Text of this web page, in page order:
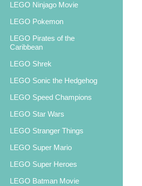
LEGO Ninjago Movie
LEGO Pokemon
LEGO Pirates of the
Caribbean
LEGO Shrek
LEGO Sonic the Hedgehog
LEGO Speed Champions
LEGO Star Wars
LEGO Stranger Things
LEGO Super Mario
LEGO Super Heroes
LEGO Batman Movie